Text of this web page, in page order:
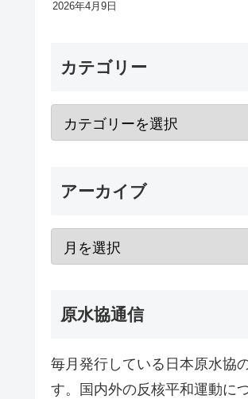
2026年4月9日
カテゴリー
アーカイブ
原水協通信
毎月発行している日本原水協
す。国内外の反核平和運動に